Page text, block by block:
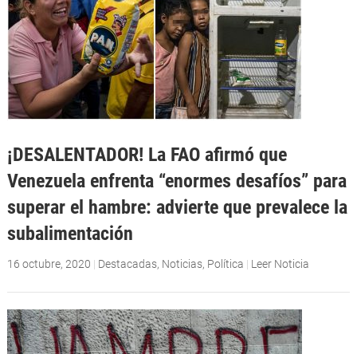
¡DESALENTADOR! La FAO afirmó que
Venezuela enfrenta “enormes desafíos” para
superar el hambre: advierte que prevalece la
subalimentación
16 octubre, 2020 | Destacadas, Noticias, Política | Leer Noticia